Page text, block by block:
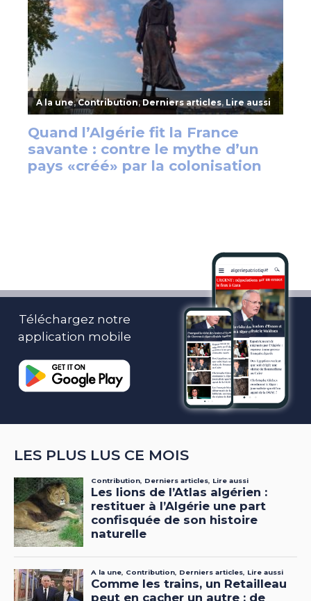
Téléchargez notre
application mobile
LES PLUS LUS CE MOIS